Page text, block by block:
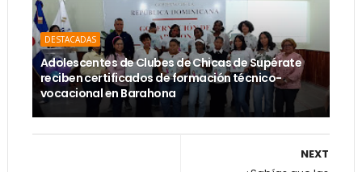
DESTACADAS
Adolescentes de Clubes de Chicas de Supérate
reciben certificados de formación técnico-
vocacional en Barahona
NEXT